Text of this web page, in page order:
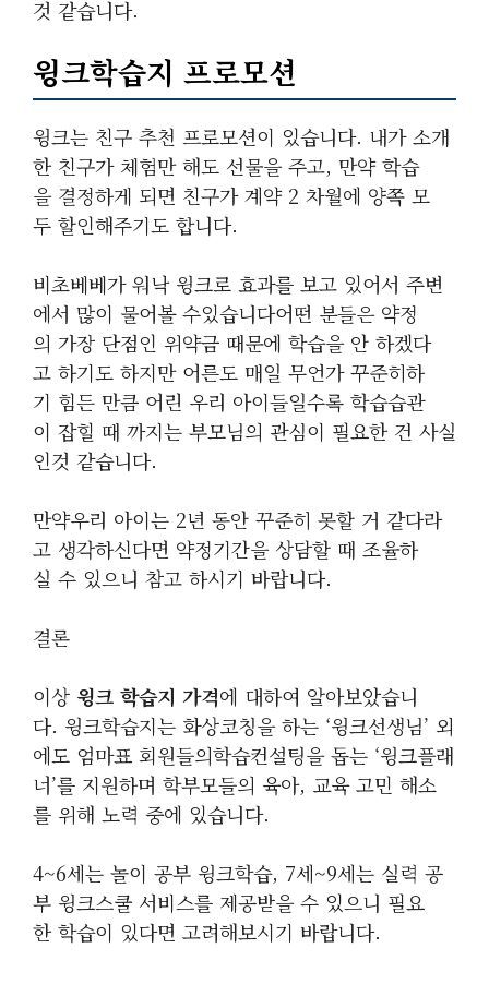
것 같습니다.
윙크학습지 프로모션
윙크는 친구 추천 프로모션이 있습니다. 내가 소개
한 친구가 체험만 해도 선물을 주고, 만약 학습
을 결정하게 되면 친구가 계약 2 차월에 양쪽 모
두 할인해주기도 합니다.
비초베베가 워낙 윙크로 효과를 보고 있어서 주변
에서 많이 물어볼 수있습니다어떤 분들은 약정
의 가장 단점인 위약금 때문에 학습을 안 하겠다
고 하기도 하지만 어른도 매일 무언가 꾸준히하
기 힘든 만큼 어린 우리 아이들일수록 학습습관
이 잡힐 때 까지는 부모님의 관심이 필요한 건 사실
인것 같습니다.
만약우리 아이는 2년 동안 꾸준히 못할 거 같다라
고 생각하신다면 약정기간을 상담할 때 조율하
실 수 있으니 참고 하시기 바랍니다.
결론
이상 윙크 학습지 가격에 대하여 알아보았습니
다. 윙크학습지는 화상코칭을 하는 ‘윙크선생님’ 외
에도 엄마표 회원들의학습컨설팅을 돕는 ‘윙크플래
너’를 지원하며 학부모들의 육아, 교육 고민 해소
를 위해 노력 중에 있습니다.
4~6세는 놀이 공부 윙크학습, 7세~9세는 실력 공
부 윙크스쿨 서비스를 제공받을 수 있으니 필요
한 학습이 있다면 고려해보시기 바랍니다.